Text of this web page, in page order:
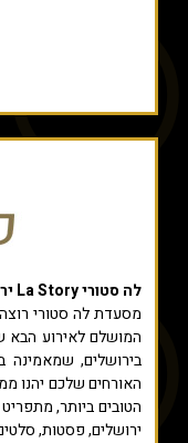
לה סטורי La Story ירושלים
מסעדת לה סטורי
המושלם לאירוע
בירושלים, שמאמינה
האורחים שלכם יהנו
הטובים ביותר,
ירושלים, פסטות,